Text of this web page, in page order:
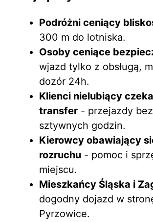
Podróżni ceniący
300 m do lotniska.
Osoby ceniące
wjazd tylko z obsługą,
dozór 24h.
Klienci nielubiący
transfer - przejazdy bez
sztywnych godzin.
Kierowcy obawiający
rozruchu - pomoc i
miejscu.
Mieszkańcy Śląska i
dogodny dojazd w
Pyrzowice.